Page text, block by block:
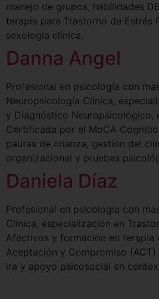
manejo de grupos, habilidades
terapia para Trastorno de Estrés
sexología clínica.
Danna Angel
Profesional en psicología con
Neuropsicología Clínica,
y Diagnóstico Neuropsicológico,
Certificada por el MoCA
pautas de crianza, gestión del
organizacional y pruebas
Daniela Díaz
Profesional en psicología con
Clínica, especialización en
Afectivos y formación en terapia
Aceptación y Compromiso
ira y apoyo psicosocial en